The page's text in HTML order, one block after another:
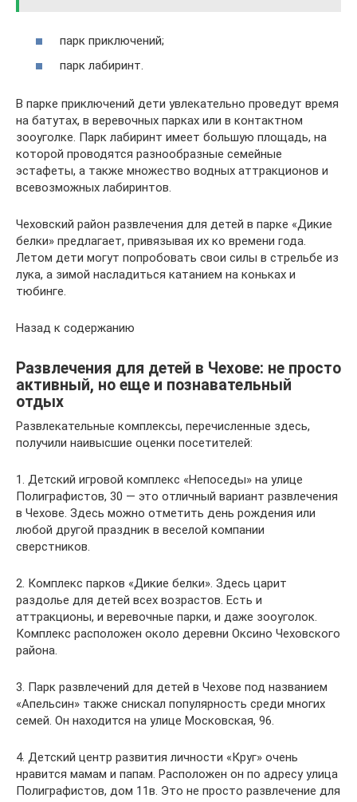
парк приключений;
парк лабиринт.
В парке приключений дети увлекательно проведут время
на батутах, в веревочных парках или в контактном
зооуголке. Парк лабиринт имеет большую площадь, на
которой проводятся разнообразные семейные
эстафеты, а также множество водных аттракционов и
всевозможных лабиринтов.
Чеховский район развлечения для детей в парке «Дикие
белки» предлагает, привязывая их ко времени года.
Летом дети могут попробовать свои силы в стрельбе из
лука, а зимой насладиться катанием на коньках и
тюбинге.
Назад к содержанию
Развлечения для детей в Чехове: не просто
активный, но еще и познавательный
отдых
Развлекательные комплексы, перечисленные здесь,
получили наивысшие оценки посетителей:
1. Детский игровой комплекс «Непоседы» на улице
Полиграфистов, 30 — это отличный вариант развлечения
в Чехове. Здесь можно отметить день рождения или
любой другой праздник в веселой компании
сверстников.
2. Комплекс парков «Дикие белки». Здесь царит
раздолье для детей всех возрастов. Есть и
аттракционы, и веревочные парки, и даже зооуголок.
Комплекс расположен около деревни Оксино Чеховского
района.
3. Парк развлечений для детей в Чехове под названием
«Апельсин» также снискал популярность среди многих
семей. Он находится на улице Московская, 96.
4. Детский центр развития личности «Круг» очень
нравится мамам и папам. Расположен он по адресу улица
Полиграфистов, дом 11в. Это не просто развлечение для